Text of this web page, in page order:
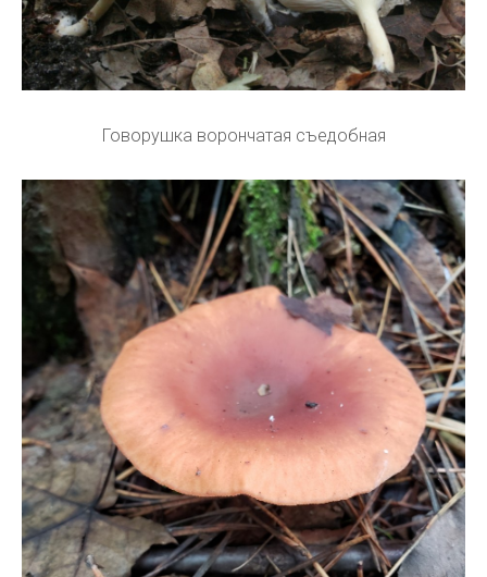
Говорушка ворончатая съедобная